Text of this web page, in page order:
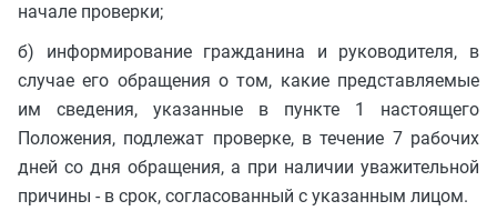
начале проверки;
б) информирование гражданина и руководителя, в
случае его обращения о том, какие представляемые
им сведения, указанные в пункте 1 настоящего
Положения, подлежат проверке, в течение 7 рабочих
дней со дня обращения, а при наличии уважительной
причины - в срок, согласованный с указанным лицом.